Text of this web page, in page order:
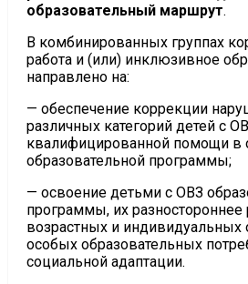
образовательный маршрут.
В комбинированных группах
работа и (или) инклюзивное
направлено на:
— обеспечение коррекции
различных категорий детей с
квалифицированной помощи в
образовательной программы;
— освоение детьми с ОВЗ
программы, их разностороннее
возрастных и индивидуальных
особых образовательных
социальной адаптации.